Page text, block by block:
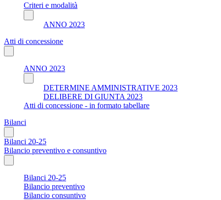
Criteri e modalità
ANNO 2023
Atti di concessione
ANNO 2023
DETERMINE AMMINISTRATIVE 2023
DELIBERE DI GIUNTA 2023
Atti di concessione - in formato tabellare
Bilanci
Bilanci 20-25
Bilancio preventivo e consuntivo
Bilanci 20-25
Bilancio preventivo
Bilancio consuntivo